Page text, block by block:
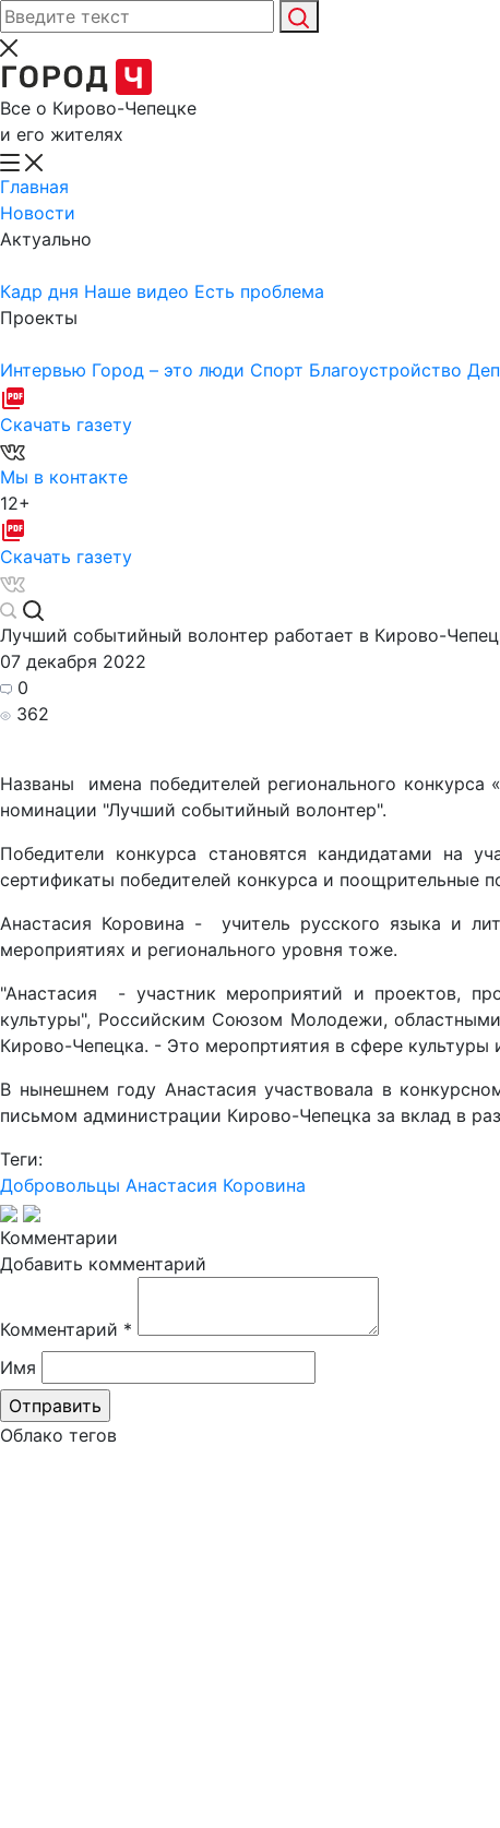
Все о Кирово-Чепецке
и его жителях
Главная
Новости
Актуально
Кадр дня Наше видео Есть проблема
Проекты
Интервью Город – это люди Спорт Благоустройство
Скачать газету
Мы в контакте
12+
Скачать газету
Лучший событийный волонтер работает в Кирово-
07 декабря 2022
0
362
Названы имена победителей регионального
номинации "Лучший событийный волонтер".
Победители конкурса становятся кандидатами на
сертификаты победителей конкурса и поощрительные
Анастасия Коровина - учитель русского языка и
мероприятиях и регионального уровня тоже.
"Анастасия - участник мероприятий и проектов,
культуры", Российским Союзом Молодежи,
Кирово-Чепецка. - Это меропртиятия в сфере культуры
В нынешнем году Анастасия участвовала в
письмом администрации Кирово-Чепецка за вклад в
Теги:
Добровольцы Анастасия Коровина
Комментарии
Добавить комментарий
Комментарий *
Имя
Облако тегов